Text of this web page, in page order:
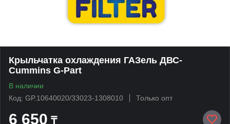
Крыльчатка охлаждения ГАЗель ДВС-
Cummins G-Part
В наличии
Код: GP.10640020/33023-1308010
Только опт
6 650 ₸